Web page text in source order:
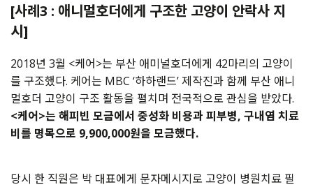
[사례3 : 애니멀호더에게 구조한 고양이 안락사 지
시]
2018년 3월 <케어>는 부산 애미널호더에게 42마리의 고양이
를 구조했다. 케어는 MBC ‘하하랜드’ 제작진과 함께 부산 애니
멀호더 고양이 구조 활동을 펼치며 전국적으로 관심을 받았다.
<케어>는 해피빈 모금에서 중성화 비용과 피부병, 구내염 치료
비를 명목으로 9,900,000원을 모금했다.
당시 한 직원은 박 대표에게 문자메시지로 고양이 병원치료 필